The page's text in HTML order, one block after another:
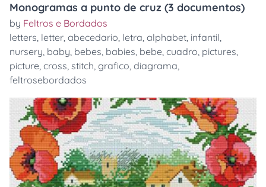
Monogramas a punto de cruz (3 documentos)
by Feltros e Bordados
letters, letter, abecedario, letra, alphabet, infantil,
nursery, baby, bebes, babies, bebe, cuadro, pictures,
picture, cross, stitch, grafico, diagrama,
feltrosebordados